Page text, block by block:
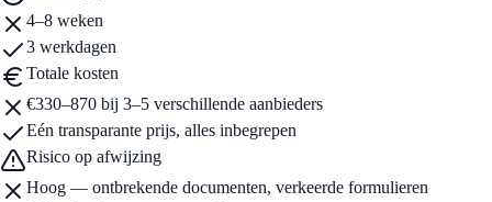
4–8 weken
3 werkdagen
Totale kosten
€330–870 bij 3–5 verschillende aanbieders
Eén transparante prijs, alles inbegrepen
Risico op afwijzing
Hoog — ontbrekende documenten, verkeerde formulieren